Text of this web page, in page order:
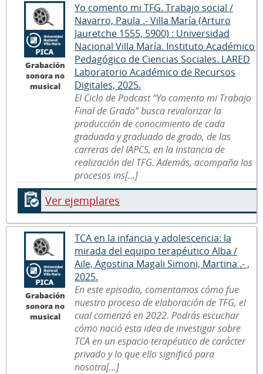
Grabación
sonora no
musical
Yo comento mi TFG. Trabajo social /
Navarro, Paula .- Villa María (Arturo
Jauretche 1555, 5900) : Universidad
Nacional Villa María. Instituto Académico
Pedagógico de Ciencias Sociales. LARED
Laboratorio Académico de Recursos
Digitales, 2025.
El Ciclo de Podcast “Yo comento mi Trabajo
Final de Grado” busca revalorizar la
producción de conocimiento de cada
graduada y graduado de grado, de las
carreras del IAPCS, en la instancia de
realización del TFG. Además, acompaña los
procesos ins[...]
Ver ejemplares
Grabación
sonora no
musical
TCA en la infancia y adolescencia: la
mirada del equipo terapéutico Alba /
Aile, Agostina Magali Simoni, Martina .- ,
2025.
En este episodio, comentamos cómo fue
nuestro proceso de elaboración de TFG, el
cual comenzó en 2022. Podrás escuchar
cómo nació esta idea de investigar sobre
TCA en un espacio terapéutico de carácter
privado y lo que ello significó para
nosotra[...]